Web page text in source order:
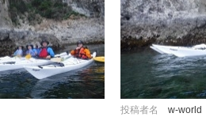
投稿者名
w-world